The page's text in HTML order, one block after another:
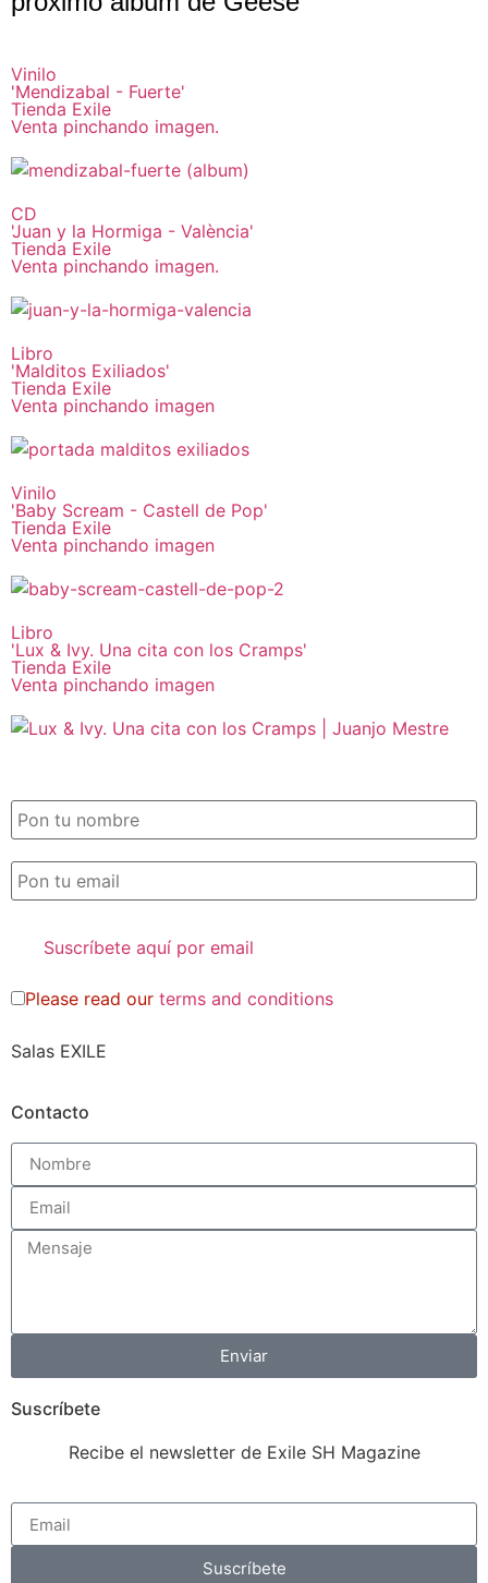
Vinilo
'Mendizabal - Fuerte'
Tienda Exile
Venta pinchando imagen.
CD
'Juan y la Hormiga - València'
Tienda Exile
Venta pinchando imagen.
Libro
'Malditos Exiliados'
Tienda Exile
Venta pinchando imagen
Vinilo
'Baby Scream - Castell de Pop'
Tienda Exile
Venta pinchando imagen
Libro
'Lux & Ivy. Una cita con los Cramps'
Tienda Exile
Venta pinchando imagen
Please read our terms and conditions
Salas EXILE
Contacto
Enviar
Suscríbete
Recibe el newsletter de Exile SH Magazine
Suscríbete